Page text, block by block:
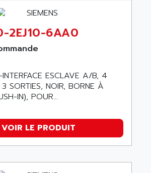
4 SERIE 641
2EJ10-6AA0
ESCLAVE A/B, 4
SORTIES, NOIR, BORNE À
IN), POUR...
VOIR LE PRODUIT